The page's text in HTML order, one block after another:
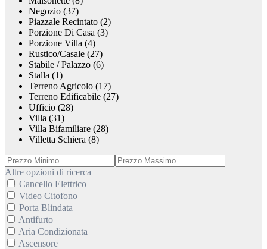
Negozio (37)
Piazzale Recintato (2)
Porzione Di Casa (3)
Porzione Villa (4)
Rustico/Casale (27)
Stabile / Palazzo (6)
Stalla (1)
Terreno Agricolo (17)
Terreno Edificabile (27)
Ufficio (28)
Villa (31)
Villa Bifamiliare (28)
Villetta Schiera (8)
Altre opzioni di ricerca
Cancello Elettrico
Video Citofono
Porta Blindata
Antifurto
Aria Condizionata
Ascensore